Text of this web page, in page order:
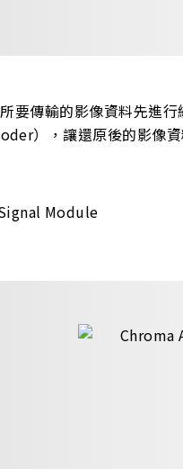
傳輸的影像資料先進
），讓還原後的影像